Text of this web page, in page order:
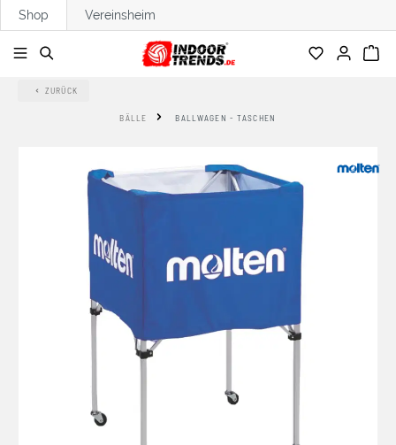
springen
Shop Vereinsheim
ZURÜCK
BÄLLE BALLWAGEN - TASCHEN